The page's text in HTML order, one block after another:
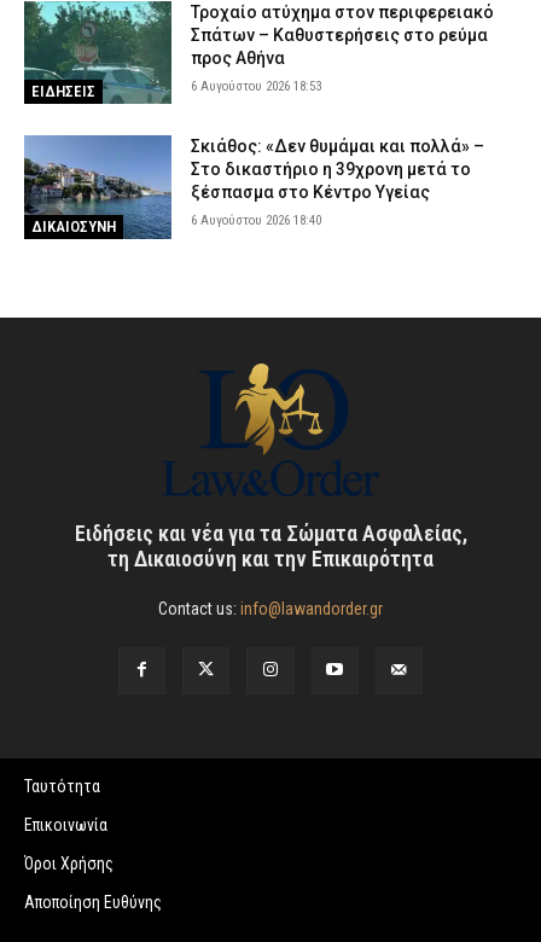
ΕΙΔΗΣΕΙΣ
Τροχαίο ατύχημα στον περιφερειακό
Σπάτων – Καθυστερήσεις στο ρεύμα
προς Αθήνα
6 Αυγούστου 2026 18:53
ΔΙΚΑΙΟΣΥΝΗ
Σκιάθος: «Δεν θυμάμαι και πολλά» –
Στο δικαστήριο η 39χρονη μετά το
ξέσπασμα στο Κέντρο Υγείας
6 Αυγούστου 2026 18:40
Ειδήσεις και νέα για τα Σώματα Ασφαλείας,
τη Δικαιοσύνη και την Επικαιρότητα
Contact us: info@lawandorder.gr
Ταυτότητα
Επικοινωνία
Όροι Χρήσης
Αποποίηση Ευθύνης